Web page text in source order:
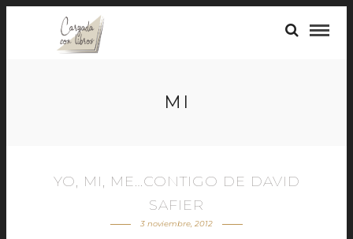
MI
YO, MI, ME…CONTIGO DE DAVID
SAFIER
3 noviembre, 2012